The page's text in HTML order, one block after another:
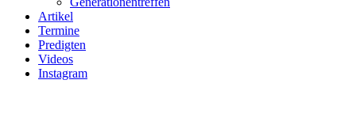
Artikel
Termine
Predigten
Videos
Instagram